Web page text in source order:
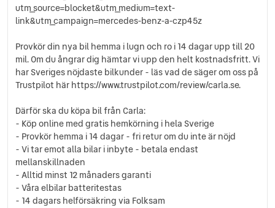
Sportstolar
Svankstöd fram
Två nycklar
eCall system
utm_source=blocket&utm_medium=text-
link&utm_campaign=mercedes-benz-a-czp45z
Provkör din nya bil hemma i lugn och ro i 14 dagar upp till 20
mil. Om du ångrar dig hämtar vi upp den helt kostnadsfritt. Vi
har Sveriges nöjdaste bilkunder - läs vad de säger om oss på
Trustpilot här https://www.trustpilot.com/review/carla.se.
Därför ska du köpa bil från Carla:
- Köp online med gratis hemkörning i hela Sverige
- Provkör hemma i 14 dagar - fri retur om du inte är nöjd
- Vi tar emot alla bilar i inbyte - betala endast
mellanskillnaden
- Alltid minst 12 månaders garanti
- Våra elbilar batteritestas
- 14 dagars helförsäkring via Folksam